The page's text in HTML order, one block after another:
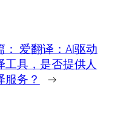
爱翻译：AI驱动
工具，是否提供人
服务？
→